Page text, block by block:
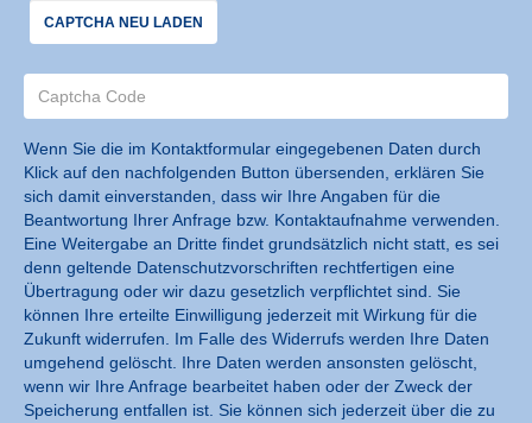
CAPTCHA NEU LADEN
Wenn Sie die im Kontaktformular eingegebenen Daten durch
Klick auf den nachfolgenden Button übersenden, erklären Sie
sich damit einverstanden, dass wir Ihre Angaben für die
Beantwortung Ihrer Anfrage bzw. Kontaktaufnahme verwenden.
Eine Weitergabe an Dritte findet grundsätzlich nicht statt, es sei
denn geltende Datenschutzvorschriften rechtfertigen eine
Übertragung oder wir dazu gesetzlich verpflichtet sind. Sie
können Ihre erteilte Einwilligung jederzeit mit Wirkung für die
Zukunft widerrufen. Im Falle des Widerrufs werden Ihre Daten
umgehend gelöscht. Ihre Daten werden ansonsten gelöscht,
wenn wir Ihre Anfrage bearbeitet haben oder der Zweck der
Speicherung entfallen ist. Sie können sich jederzeit über die zu